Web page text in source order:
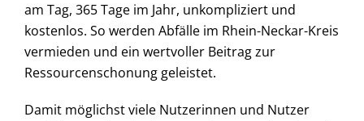
am Tag, 365 Tage im Jahr, unkompliziert und
kostenlos. So werden Abfälle im Rhein-Neckar-Kreis
vermieden und ein wertvoller Beitrag zur
Ressourcenschonung geleistet.
Damit möglichst viele Nutzerinnen und Nutzer